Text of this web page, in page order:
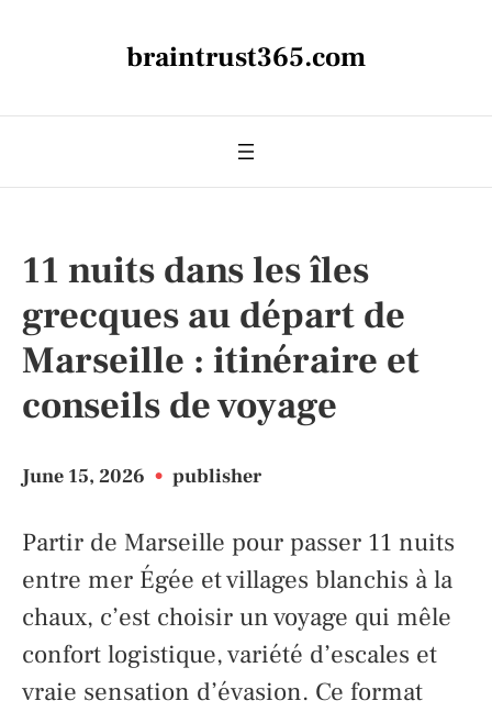
braintrust365.com
11 nuits dans les îles
grecques au départ de
Marseille : itinéraire et
conseils de voyage
June 15, 2026 • publisher
Partir de Marseille pour passer 11 nuits
entre mer Égée et villages blanchis à la
chaux, c’est choisir un voyage qui mêle
confort logistique, variété d’escales et
vraie sensation d’évasion. Ce format